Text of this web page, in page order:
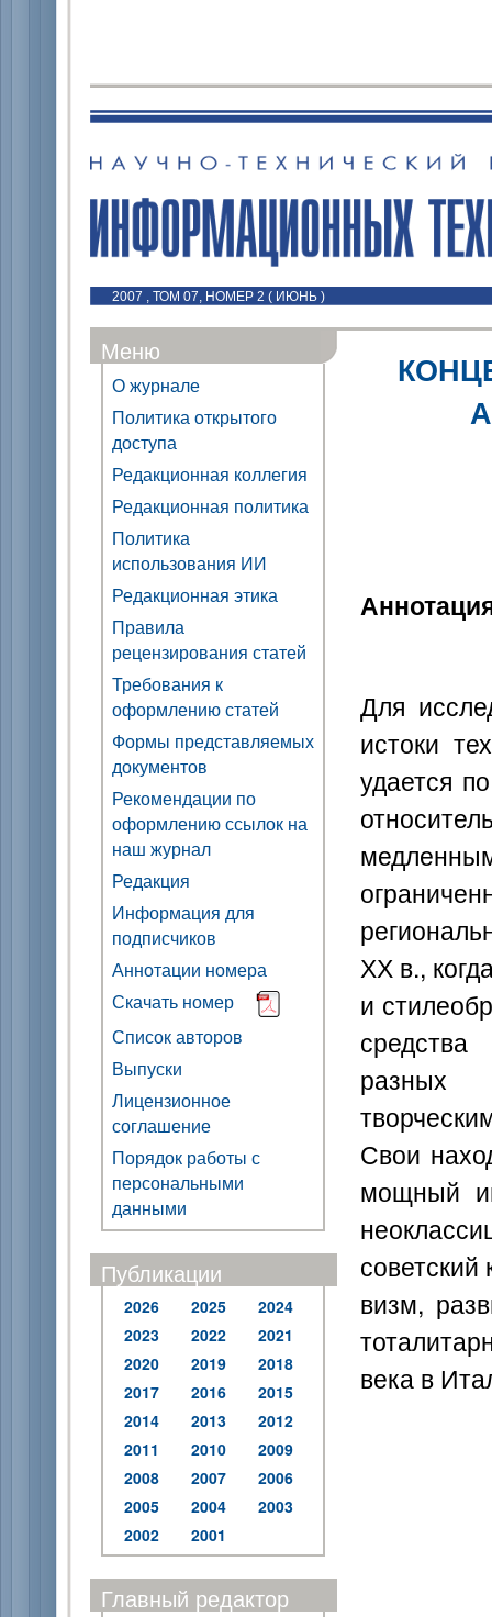
2007 , ТОМ 07, НОМЕР 2 ( ИЮНЬ )
Меню
О журнале
Политика открытого
доступа
Редакционная коллегия
Редакционная политика
Политика
использования ИИ
Редакционная этика
Правила
рецензирования статей
Требования к
оформлению статей
Формы представляемых
документов
Рекомендации по
оформлению ссылок на
наш журнал
Редакция
Информация для
подписчиков
Аннотации номера
Скачать номер
Список авторов
Выпуски
Лицензионное
соглашение
Порядок работы с
персональными
данными
Публикации
2026 2025
2024
2023
2022
2021
2020
2019
2018
2017
2016
2015
2014
2013
2012
2011
2010
2009
2008
2007
2006
2005
2004
2003
2002
2001
Главный редактор
Для
истоки
удается
ХХ в.,
и
разных
Свои
мощный
советский
визм,
века в